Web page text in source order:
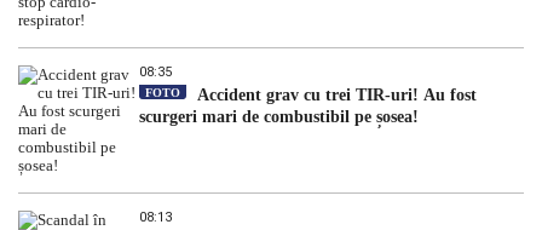
08:35
FOTO
Accident grav cu trei TIR-uri! Au fost
scurgeri mari de combustibil pe șosea!
08:13